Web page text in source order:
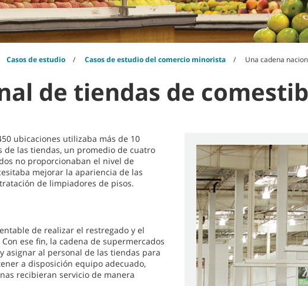
Casos de estudio Casos de estudio del comercio minorista Una cadena
de tiendas de
ubicaciones utilizaba más de 10
las tiendas, un promedio de cuatro
no proporcionaban el nivel de
mejorar la apariencia de las
de limpiadores de pisos.
de realizar el restregado y el
ese fin, la cadena de supermercados
asignar al personal de las tiendas para
a disposición equipo adecuado,
recibieran servicio de manera